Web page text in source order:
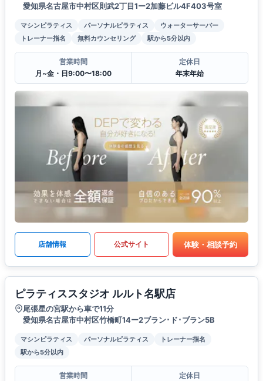
愛知県名古屋市中村区則武2丁目1ー2加藤ビル4F403号室
マシンピラティス パーソナルピラティス
ウォーターサーバー
トレーナー指名
無料カウンセリング 駅から5分以内
営業時間
月~金・日9:00〜18:00
定休日
年末年始
店舗情報 公式サイト 体験・相談予約
ピラティススタジオ ルルト名駅店
尾張星の宮駅から車で11分
愛知県名古屋市中村区竹橋町14ー2ブラン･ド･ブラン5B
マシンピラティス パーソナルピラティス
トレーナー指名
駅から5分以内
営業時間
定休日